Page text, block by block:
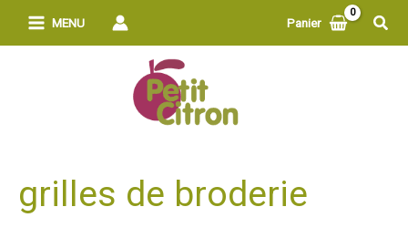
MENU Panier
grilles de broderie